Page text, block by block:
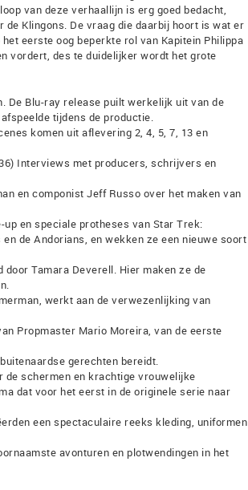
van deze verhaallijn is erg goed bedacht,
Klingons. De vraag die daarbij hoort is wat er
eerste oog beperkte rol van Kapitein Philippa
vordert, des te duidelijker wordt het grote
De Blu-ray release puilt werkelijk uit van de
tijdens de productie.
komen uit aflevering 2, 4, 5, 7, 13 en
Interviews met producers, schrijvers en
en componist Jeff Russo over het maken van
en speciale protheses van Star Trek:
de Andorians, en wekken ze een nieuwe soort
Tamara Deverell. Hier maken ze de
werkt aan de verwezenlijking van
Propmaster Mario Moreira, van de eerste
gerechten bereidt.
schermen en krachtige vrouwelijke
dat voor het eerst in de originele serie naar
een spectaculaire reeks kleding, uniformen
avonturen en plotwendingen in het